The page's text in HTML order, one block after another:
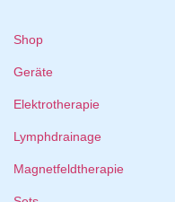
Shop
Geräte
Elektrotherapie
Lymphdrainage
Magnetfeldtherapie